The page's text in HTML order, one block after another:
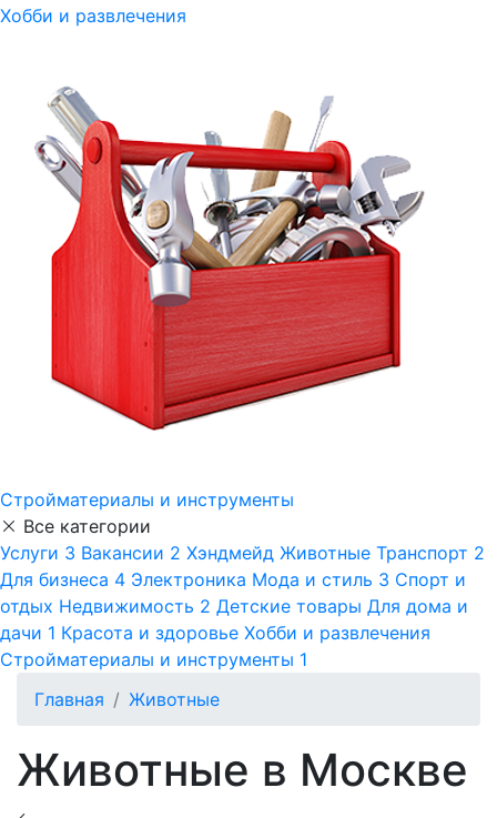
Хобби и развлечения
Стройматериалы и инструменты
Все категории
Услуги 3 Вакансии 2 Хэндмейд Животные Транспорт 2
Для бизнеса 4 Электроника Мода и стиль 3 Спорт и
отдых Недвижимость 2 Детские товары Для дома и
дачи 1 Красота и здоровье Хобби и развлечения
Стройматериалы и инструменты 1
Главная
Животные
Животные в Москве